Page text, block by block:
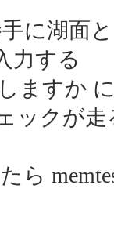
に湖面
力する
ますか
ックが
ら